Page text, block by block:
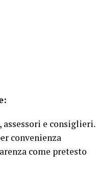
, assessori e consiglieri.
convenienza
come pretesto